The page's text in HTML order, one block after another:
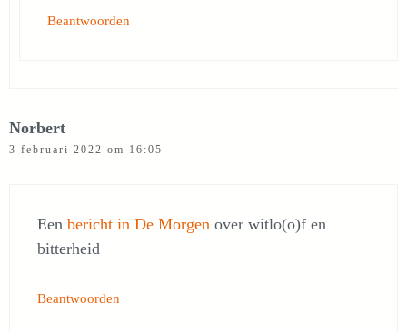
Beantwoorden
Norbert
3 februari 2022 om 16:05
Een bericht in De Morgen over witlo(o)f en
bitterheid
Beantwoorden